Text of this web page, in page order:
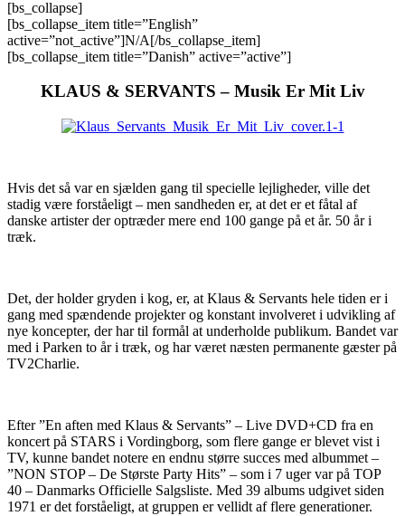
[bs_collapse]
[bs_collapse_item title=”English”
active=”not_active”]N/A[/bs_collapse_item]
[bs_collapse_item title=”Danish” active=”active”]
KLAUS & SERVANTS – Musik Er Mit Liv
Hvis det så var en sjælden gang til specielle lejligheder, ville det
stadig være forståeligt – men sandheden er, at det er et fåtal af
danske artister der optræder mere end 100 gange på et år. 50 år i
træk.
Det, der holder gryden i kog, er, at Klaus & Servants hele tiden er i
gang med spændende projekter og konstant involveret i udvikling af
nye koncepter, der har til formål at underholde publikum. Bandet var
med i Parken to år i træk, og har været næsten permanente gæster på
TV2Charlie.
Efter ”En aften med Klaus & Servants” – Live DVD+CD fra en
koncert på STARS i Vordingborg, som flere gange er blevet vist i
TV, kunne bandet notere en endnu større succes med albummet –
”NON STOP – De Største Party Hits” – som i 7 uger var på TOP
40 – Danmarks Officielle Salgsliste. Med 39 albums udgivet siden
1971 er det forståeligt, at gruppen er vellidt af flere generationer.